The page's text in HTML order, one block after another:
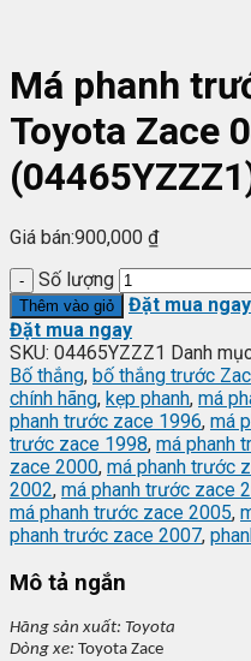
Má phanh
Toyota Zace
Giá bán:900,000 ₫
Số lượng
Thêm vào giỏ
Đặt mua ngay
Đặt mua ngay
SKU: 04465YZZZ1 Danh
Bố thắng, bố thắng trước
chính hãng, kẹp phanh, má
phanh trước zace 1996, má
trước zace 1998, má phanh
zace 2000, má phanh trước
2002, má phanh trước zace
má phanh trước zace 2005,
phanh trước zace 2007,
Mô tả ngắn
Hãng sản xuất: Toyota
Dòng xe: Toyota Zace